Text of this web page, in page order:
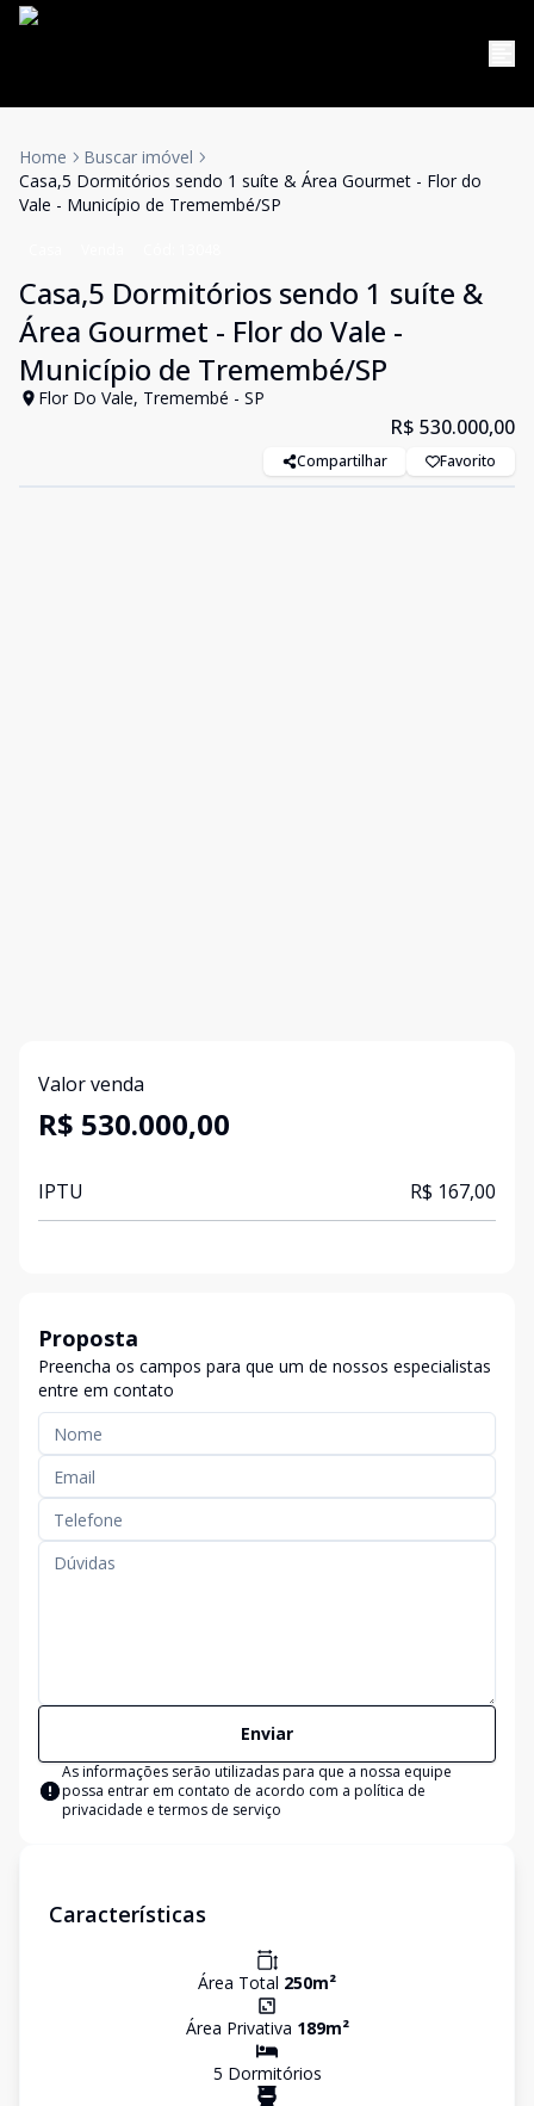
Home
Buscar imóvel
Casa,5 Dormitórios sendo 1 suíte & Área Gourmet - Flor do
Vale - Município de Tremembé/SP
Casa,5 Dormitórios sendo 1 suíte &
Área Gourmet - Flor do Vale -
Município de Tremembé/SP
Flor Do Vale, Tremembé - SP
R$ 530.000,00
Compartilhar Favorito
Valor venda
R$ 530.000,00
IPTU R$ 167,00
Proposta
Preencha os campos para que um de nossos especialistas
entre em contato
Enviar
As informações serão utilizadas para que a nossa equipe
possa entrar em contato de acordo com a política de
privacidade e termos de serviço
Características
Área Total 250m²
Área Privativa 189m²
5 Dormitórios